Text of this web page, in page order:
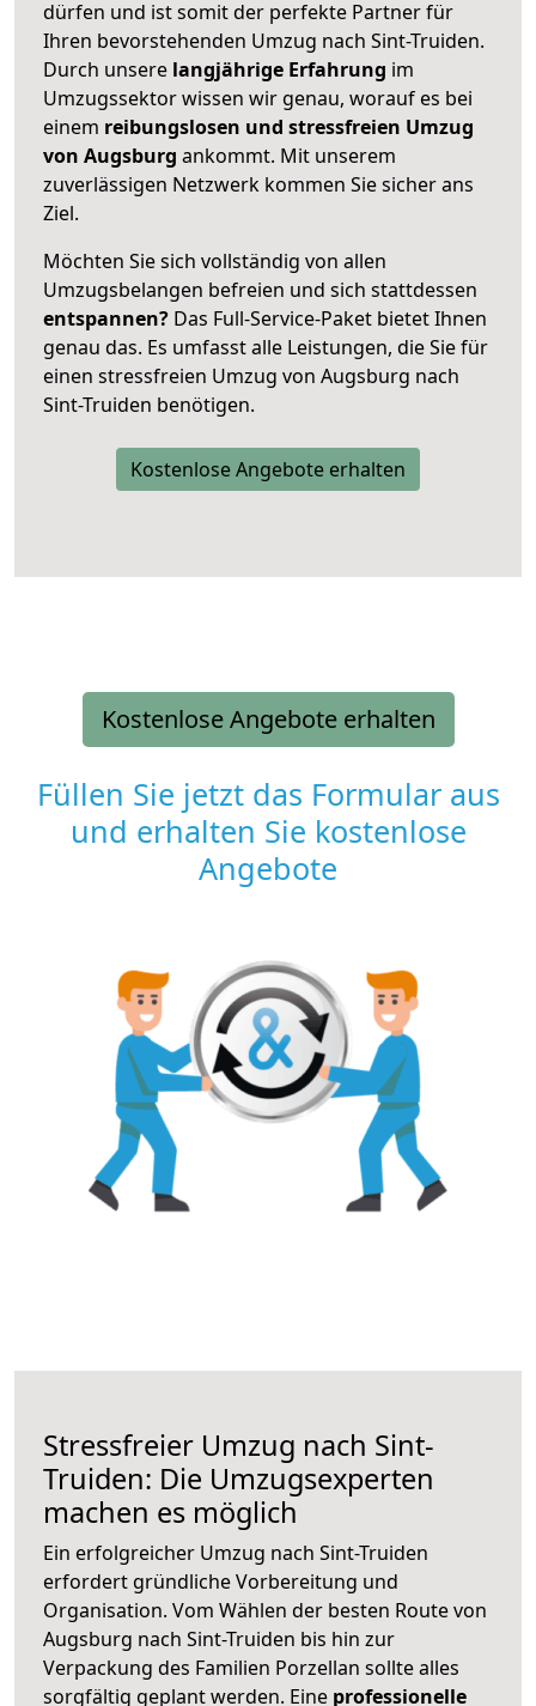
dürfen und ist somit der perfekte Partner für
Ihren bevorstehenden Umzug nach Sint-Truiden.
Durch unsere langjährige Erfahrung im
Umzugssektor wissen wir genau, worauf es bei
einem reibungslosen und stressfreien Umzug
von Augsburg ankommt. Mit unserem
zuverlässigen Netzwerk kommen Sie sicher ans
Ziel.
Möchten Sie sich vollständig von allen
Umzugsbelangen befreien und sich stattdessen
entspannen? Das Full-Service-Paket bietet Ihnen
genau das. Es umfasst alle Leistungen, die Sie für
einen stressfreien Umzug von Augsburg nach
Sint-Truiden benötigen.
Kostenlose Angebote erhalten
Kostenlose Angebote erhalten
Füllen Sie jetzt das Formular aus
und erhalten Sie kostenlose
Angebote
Stressfreier Umzug nach Sint-
Truiden: Die Umzugsexperten
machen es möglich
Ein erfolgreicher Umzug nach Sint-Truiden
erfordert gründliche Vorbereitung und
Organisation. Vom Wählen der besten Route von
Augsburg nach Sint-Truiden bis hin zur
Verpackung des Familien Porzellan sollte alles
sorgfältig geplant werden. Eine professionelle